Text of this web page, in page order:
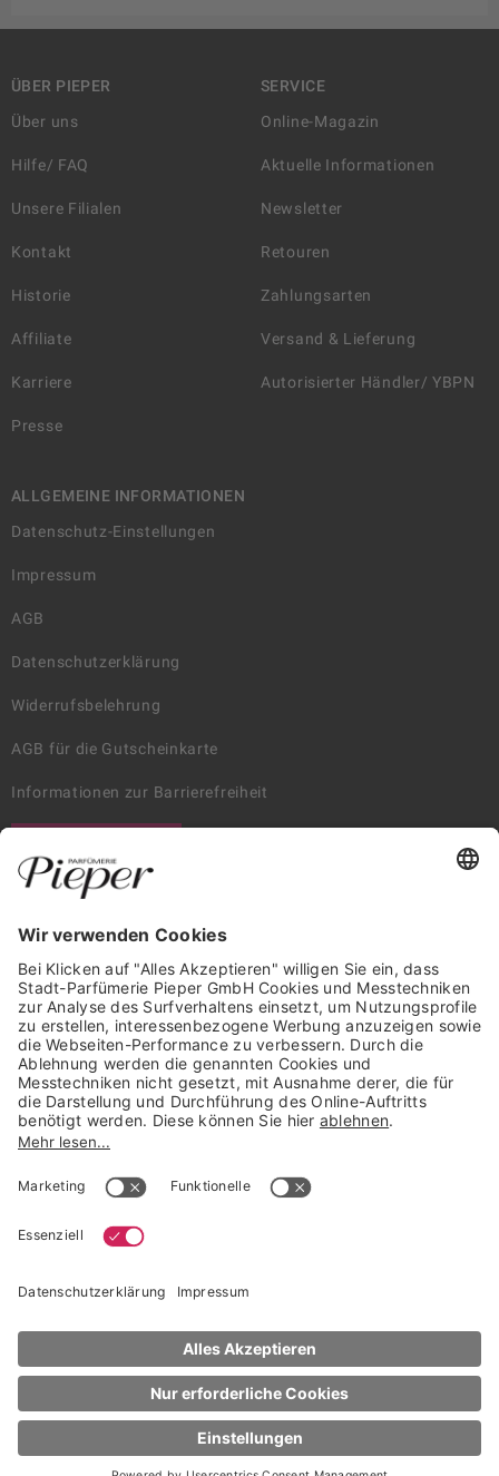
ARTDECO
Smoothing Base Coat
€ 9,19
10 ml
ÜBER PIEPER
Über uns
Hilfe/ FAQ
Unsere Filialen
Kontakt
Historie
Affiliate
Karriere
Presse
SERVICE
Online-Magazin
Aktuelle Informationen
Newsletter
Retouren
Zahlungsarten
Versand & Lieferung
Autorisierter Händler/ YBPN
ALLGEMEINE INFORMATIONEN
Datenschutz-Einstellungen
Impressum
AGB
Datenschutzerklärung
Widerrufsbelehrung
AGB für die Gutscheinkarte
Informationen zur Barrierefreiheit
Trusted Shops Mitglied seit 2010
* unverbindliche Preisempfehlung der Verbundgruppe beauty alliance
NACH OBEN